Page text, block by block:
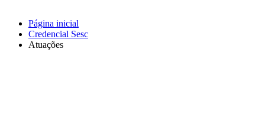
Página inicial
Credencial Sesc
Atuações